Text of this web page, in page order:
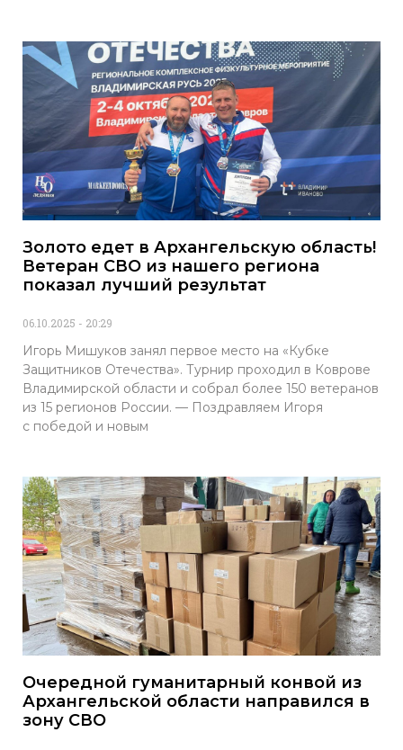
Золото едет в Архангельскую область!
Ветеран СВО из нашего региона
показал лучший результат
06.10.2025 20:29
Игорь Мишуков занял первое место на «Кубке
Защитников Отечества». Турнир проходил в Коврове
Владимирской области и собрал более 150 ветеранов
из 15 регионов России. — Поздравляем Игоря
с победой и новым
Очередной гуманитарный конвой из
Архангельской области направился в
зону СВО